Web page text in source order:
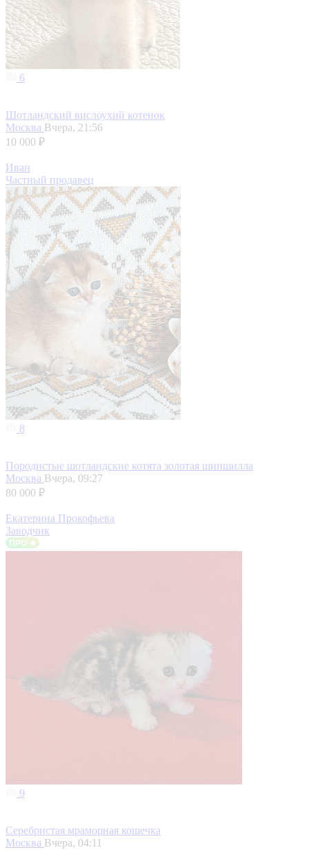
6
Шотландский вислоухий котенок
Москва Вчера, 21:56
10 000 ₽
Иван
Частный продавец
8
Породистые шотландские котята золотая шиншилла
Москва Вчера, 09:27
80 000 ₽
Екатерина Прокофьева
Заводчик
9
Серебристая мраморная кошечка
Москва Вчера, 04:11